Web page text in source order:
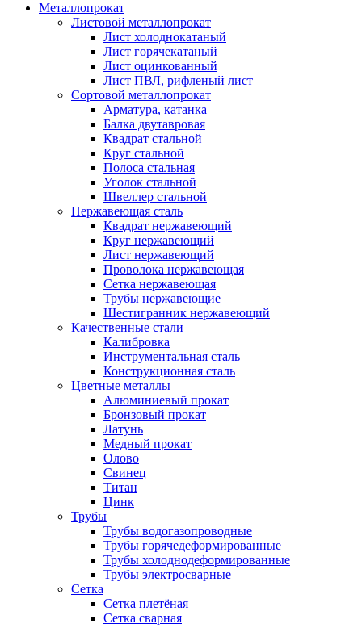
Металлопрокат
Листовой металлопрокат
Лист холоднокатаный
Лист горячекатаный
Лист оцинкованный
Лист ПВЛ, рифленый лист
Сортовой металлопрокат
Арматура, катанка
Балка двутавровая
Квадрат стальной
Круг стальной
Полоса стальная
Уголок стальной
Швеллер стальной
Нержавеющая сталь
Квадрат нержавеющий
Круг нержавеющий
Лист нержавеющий
Проволока нержавеющая
Сетка нержавеющая
Трубы нержавеющие
Шестигранник нержавеющий
Качественные стали
Калибровка
Инструментальная сталь
Конструкционная сталь
Цветные металлы
Алюминиевый прокат
Бронзовый прокат
Латунь
Медный прокат
Олово
Свинец
Титан
Цинк
Трубы
Трубы водогазопроводные
Трубы горячедеформированные
Трубы холоднодеформированные
Трубы электросварные
Сетка
Сетка плетёная
Сетка сварная